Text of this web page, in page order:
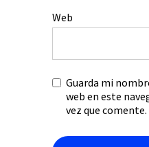
Web
Guarda mi
web en este
vez que comente.